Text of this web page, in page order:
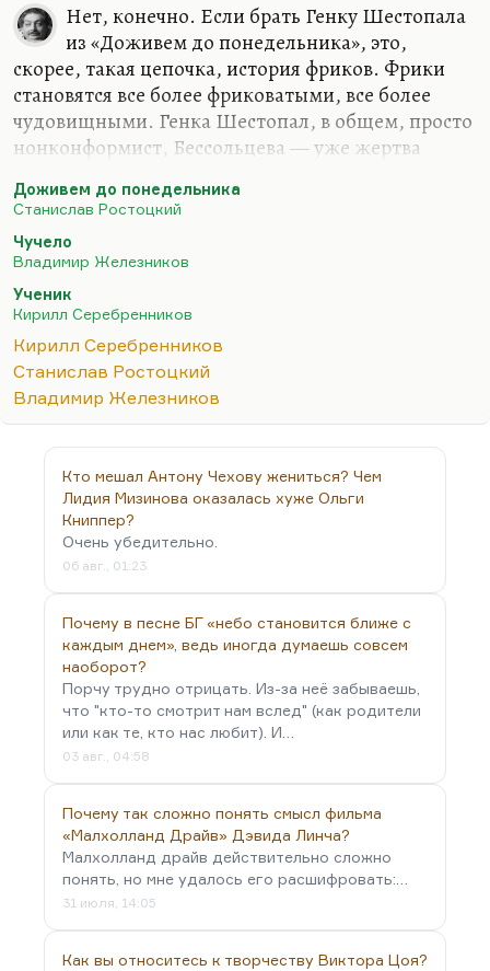
Нет, конечно. Если брать Генку Шестопала
из «Доживем до понедельника», это,
скорее, такая цепочка, история фриков. Фрики
становятся все более фриковатыми, все более
чудовищными. Генка Шестопал, в общем, просто
нонконформист, Бессольцева — уже жертва
общем, маньяк. Это уже случая mania religiosa.
То, что фрики становятся все более невыносимы, а
масса все более агрессивна и в каком-то смысле
все более отвратительна,— да, этого нельзя не
заметить. Но это происходит не потому, что
деградирует система образования, а потому, что
деградирует общество и людям нечего делать.
Понимаете, поляризация в любом обществе —
это признак болезни. У меня в «ЖД» была…
Доживем до понедельника
Станислав Ростоцкий
Чучело
Владимир Железников
Ученик
Кирилл Серебренников
Кирилл Серебренников
Станислав Ростоцкий
Владимир Железников
Кто мешал Антону Чехову жениться? Чем
Лидия Мизинова оказалась хуже Ольги
Книппер?
Очень убедительно.
06 авг., 01:23
Почему в песне БГ «небо становится ближе с
каждым днем», ведь иногда думаешь совсем
наоборот?
Порчу трудно отрицать. Из-за неё забываешь,
что "кто-то смотрит нам вслед" (как родители
или как те, кто нас любит). И…
03 авг., 04:58
Почему так сложно понять смысл фильма
«Малхолланд Драйв» Дэвида Линча?
Малхолланд драйв действительно сложно
понять, но мне удалось его расшифровать:…
31 июля, 14:05
Как вы относитесь к творчеству Виктора Цоя?